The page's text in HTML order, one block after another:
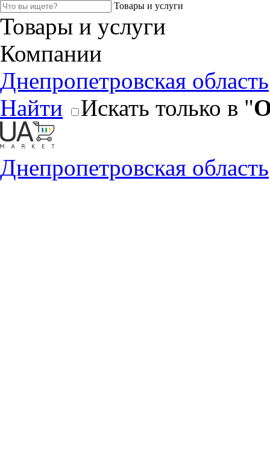
Товары и услуги
Товары и услуги
Компании
Днепропетровская область
Найти
Искать только в "
Днепропетровская область